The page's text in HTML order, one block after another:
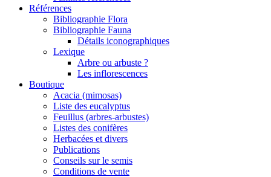
Références
Bibliographie Flora
Bibliographie Fauna
Détails iconographiques
Lexique
Arbre ou arbuste ?
Les inflorescences
Boutique
Acacia (mimosas)
Liste des eucalyptus
Feuillus (arbres-arbustes)
Listes des conifères
Herbacées et divers
Publications
Conseils sur le semis
Conditions de vente